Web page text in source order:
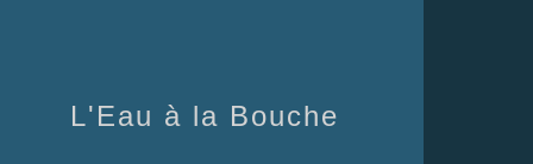
L'Eau à la Bouche